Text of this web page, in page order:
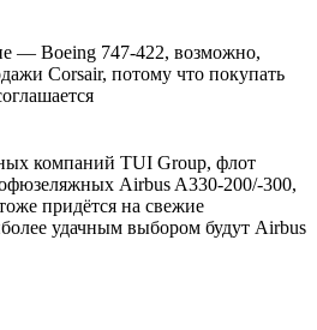
— Boeing 747-422, возможно,
Corsair, потому что покупать
компаний TUI Group, флот
Airbus A330-200/-300,
придётся на свежие
удачным выбором будут Airbus